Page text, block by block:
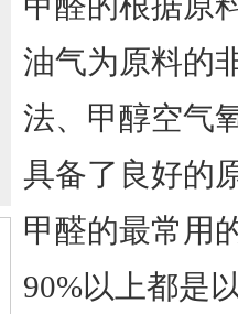
油气为原料的
法、甲醇空气
具备了良好的
甲醛的最常用
90%以上都是